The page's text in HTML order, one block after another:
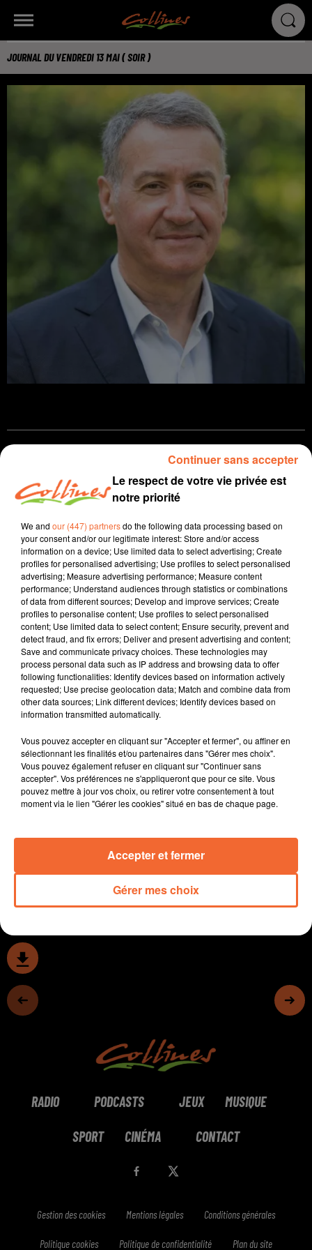
JOURNAL DU VENDREDI 13 MAI ( SOIR )
13 mai 2022 - 17 min 38 sec
Patrice Bémanangy
L'info près de chez vous.
Le bressuirais Philippe Robin candidat aux législatives
dans la 3ème circonscription deux-sévrienne. Ce
dernier portera les couleurs des Républicains ( photo )
Très belle soirée " Prestige " du CJD Nord deux-sèvres
hier soir à Bocapole autour de 3 invités de marque.
Le collectif " Sauve qui poule Poitou " organise demain
à Niort un rassemblement en y associant les
consommateurs pour soutenir l'élevage des volailles
en plein air.
Elise Noiraud, comédienne deux-sévrienne présentera
demain soir à Parthenay l'intégralité de sa trilogie "
Elise " dont le dernier volet est nominé aux Molières.
Ce week-end sera marqué par la nuit européennes des
musées. Exemple avec La Tour Nivelle à Courlay.
déchets qui n'ont rien à y faire... tout l'objectif de la
journée citoyenne demain à Moncoutant sur Sèvre.
RADIO PODCASTS JEUX MUSIQUE
SPORT CINÉMA CONTACT
Gestion des cookies Mentions légales Conditions générales
Politique cookies Politique de confidentialité Plan du site
Le respect de votre vie privée est
notre priorité
We and our (447) partnersdo the following data processing based on
your consent and/or our legitimate interest: Store and/or access
information on a device; Use limited data to select advertising; Create
profiles for personalised advertising; Use profiles to select personalised
advertising; Measure advertising performance; Measure content
performance; Understand audiences through statistics or combinations
of data from different sources; Develop and improve services; Create
profiles to personalise content; Use profiles to select personalised
content; Use limited data to select content; Ensure security, prevent and
detect fraud, and fix errors; Deliver and present advertising and content;
Save and communicate privacy choices. These technologies may
process personal data such as IP address and browsing data to offer
following functionalities: Identify devices based on information actively
requested; Use precise geolocation data; Match and combine data from
other data sources; Link different devices; Identify devices based on
information transmitted automatically.
Vous pouvez accepter en cliquant sur "Accepter et fermer", ou affiner en
sélectionnant les finalités et/ou partenaires dans "Gérer mes choix".
Vous pouvez également refuser en cliquant sur "Continuer sans
accepter". Vos préférences ne s'appliqueront que pour ce site. Vous
pouvez mettre à jour vos choix, ou retirer votre consentement à tout
moment via le lien "Gérer les cookies" situé en bas de chaque page.
Gérer mes choix
Accepter et fermer
Continuer sans accepter